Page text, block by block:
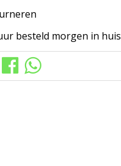
besteld morgen in huis